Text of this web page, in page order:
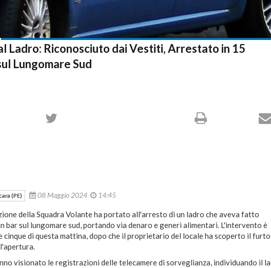
Ladro: Riconosciuto dai Vestiti, Arrestato in 15
Lungomare Sud
(PE) 08 Maggio 2024 14:45
della Squadra Volante ha portato all'arresto di un ladro che aveva fatto
bar sul lungomare sud, portando via denaro e generi alimentari. L'intervento è
cinque di questa mattina, dopo che il proprietario del locale ha scoperto il
visionato le registrazioni delle telecamere di sorveglianza, individuando il